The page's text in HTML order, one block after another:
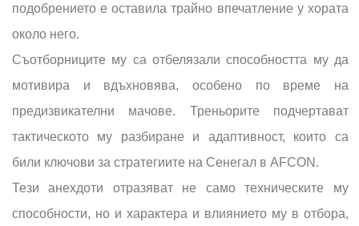
подобрението е оставила трайно впечатление у хората
около него.
Съотборниците му са отбелязали способността му да
мотивира и вдъхновява, особено по време на
предизвикателни мачове. Треньорите подчертават
тактическото му разбиране и адаптивност, които са
били ключови за стратегиите на Сенегал в AFCON.
Тези анехдоти отразяват не само техническите му
способности, но и характера и влиянието му в отбора,